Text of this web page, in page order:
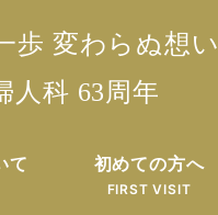
歩 変わらぬ想い
人科 63周年
て 初めての方へ
FIRST VISIT